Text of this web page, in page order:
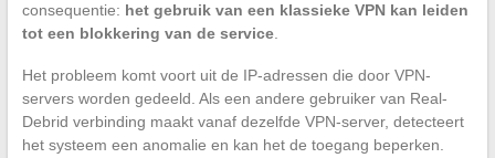
consequentie: het gebruik van een klassieke VPN kan leiden
tot een blokkering van de service.
Het probleem komt voort uit de IP-adressen die door VPN-
servers worden gedeeld. Als een andere gebruiker van Real-
Debrid verbinding maakt vanaf dezelfde VPN-server, detecteert
het systeem een anomalie en kan het de toegang beperken.